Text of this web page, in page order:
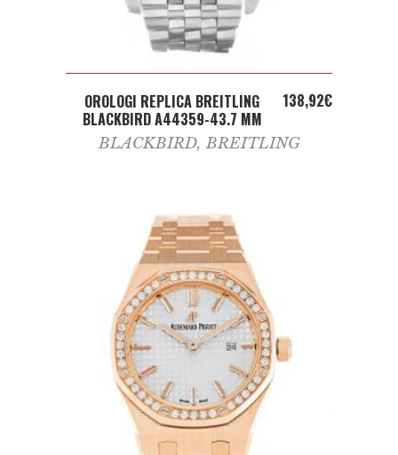
ADD TO CART
OROLOGI REPLICA BREITLING
BLACKBIRD A44359-43.7 MM
138,92€
BLACKBIRD,BREITLING